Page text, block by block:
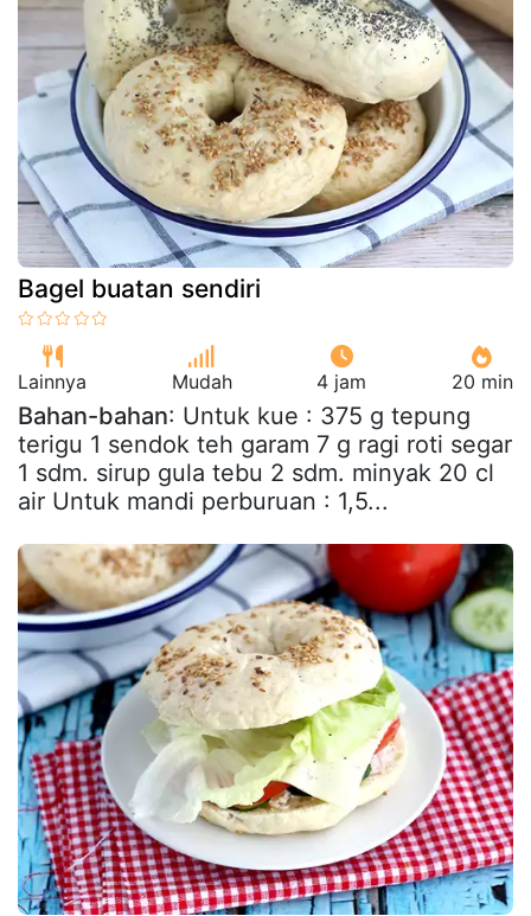
Bagel buatan sendiri
Lainnya Mudah 4 jam 20 min
Bahan-bahan: Untuk kue : 375 g tepung
terigu 1 sendok teh garam 7 g ragi roti segar
1 sdm. sirup gula tebu 2 sdm. minyak 20 cl
air Untuk mandi perburuan : 1,5...